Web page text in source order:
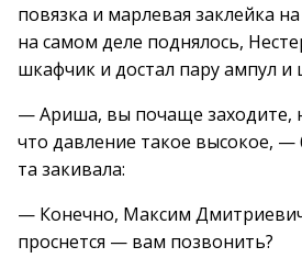
повязка и марлевая заклейка
на самом деле поднялось,
шкафчик и достал пару ампул и
— Ариша, вы почаще заходите,
что давление такое высокое, —
та закивала:
— Конечно, Максим
проснется — вам позвонить?